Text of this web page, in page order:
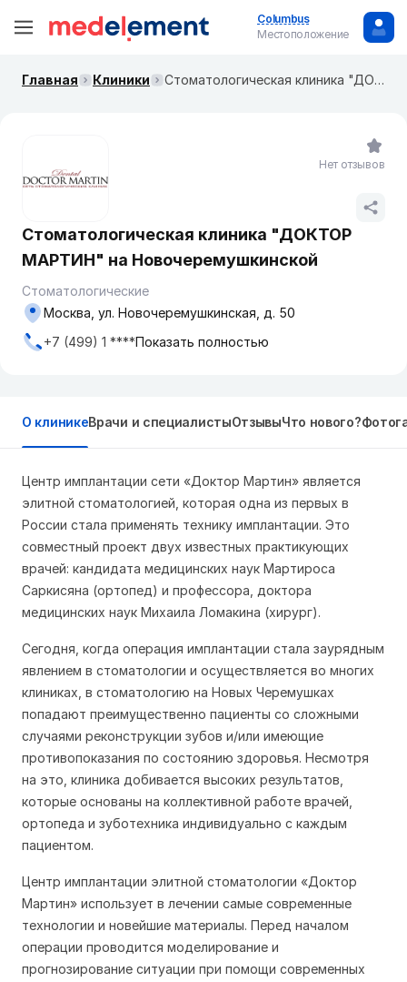
Columbus
Местоположение
Главная Клиники Стоматологическая клиника "ДОКТОР МАРТИН" на Новочеремушкинской
Стоматологическая клиника "ДОКТОР
МАРТИН" на Новочеремушкинской
Стоматологические
Москва, ул. Новочеремушкинская, д. 50
+7 (499) 1 ****Показать полностью
Нет отзывов
О клиникеВрачи и специалистыОтзывыЧто нового?
Центр имплантации сети «Доктор Мартин» является
элитной стоматологией, которая одна из первых в
России стала применять технику имплантации. Это
совместный проект двух известных практикующих
врачей: кандидата медицинских наук Мартироса
Саркисяна (ортопед) и профессора, доктора
медицинских наук Михаила Ломакина (хирург).
Сегодня, когда операция имплантации стала заурядным
явлением в стоматологии и осуществляется во многих
клиниках, в стоматологию на Новых Черемушках
попадают преимущественно пациенты со сложными
случаями реконструкции зубов и/или имеющие
противопоказания по состоянию здоровья. Несмотря
на это, клиника добивается высоких результатов,
которые основаны на коллективной работе врачей,
ортопеда и зуботехника индивидуально с каждым
пациентом.
Центр имплантации элитной стоматологии «Доктор
Мартин» использует в лечении самые современные
технологии и новейшие материалы. Перед началом
операции проводится моделирование и
прогнозирование ситуации при помощи современных